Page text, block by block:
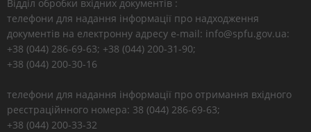
Відділ обробки вхідних документів :
телефони для надання інформації про надходження
документів на електронну адресу e-mail: info@spfu.gov.ua:
+38 (044) 286-69-63; +38 (044) 200-31-90;
+38 (044) 200-30-16
телефони для надання інформації про отримання вхідного
реєстраційнного номера: 38 (044) 286-69-63;
+38 (044) 200-33-32